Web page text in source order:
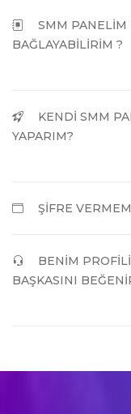
SMM PANELİM
BAĞLAYABİLİRİM ?
KENDİ SMM
YAPARIM?
ŞİFRE
BENİM
BAŞKASINI